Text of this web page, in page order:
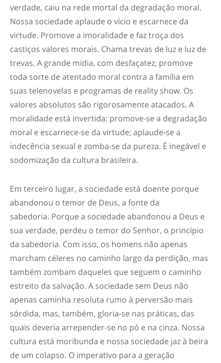
verdade, caiu na rede mortal da degradação moral.
Nossa sociedade aplaude o vício e escarnece da
virtude. Promove a imoralidade e faz troça dos
castiços valores morais. Chama trevas de luz e luz de
trevas. A grande mídia, com desfaçatez, promove
toda sorte de atentado moral contra a família em
suas telenovelas e programas de reality show. Os
valores absolutos são rigorosamente atacados. A
moralidade está invertida: promove-se a degradação
moral e escarnece-se da virtude; aplaude-se a
indecência sexual e zomba-se da pureza. É inegável e
sodomização da cultura brasileira.
Em terceiro lugar, a sociedade está doente porque
abandonou o temor de Deus, a fonte da
sabedoria. Porque a sociedade abandonou a Deus e
sua verdade, perdeu o temor do Senhor, o princípio
da sabedoria. Com isso, os homens não apenas
marcham céleres no caminho largo da perdição, mas
também zombam daqueles que seguem o caminho
estreito da salvação. A sociedade sem Deus não
apenas caminha resoluta rumo à perversão mais
sórdida, mas, também, gloria-se nas práticas, das
quais deveria arrepender-se no pó e na cinza. Nossa
cultura está moribunda e nossa sociedade jaz à beira
de um colapso. O imperativo para a geração